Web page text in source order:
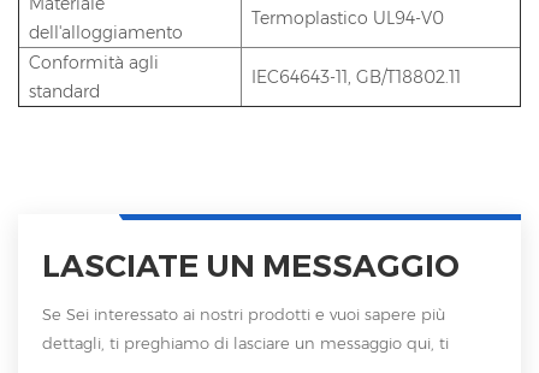
dell'alloggiamento
Termoplastico UL94-V0
Conformità agli
standard
IEC64643-11, GB/T18802.11
LASCIATE UN MESSAGGIO
Se Sei interessato ai nostri prodotti e vuoi sapere più
dettagli, ti preghiamo di lasciare un messaggio qui, ti